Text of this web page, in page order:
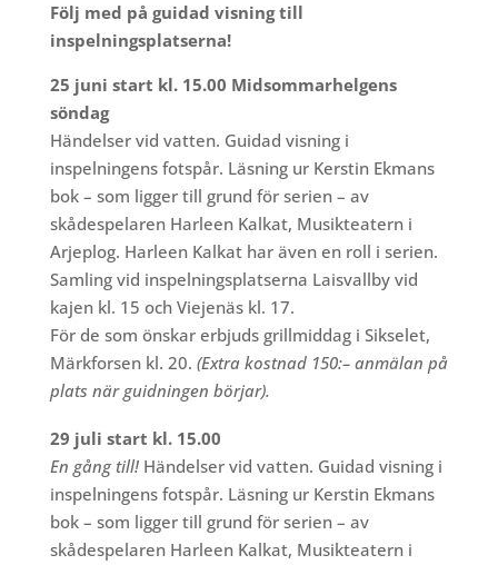
Följ med på guidad visning till
inspelningsplatserna!
25 juni start kl. 15.00 Midsommarhelgens
söndag
Händelser vid vatten. Guidad visning i
inspelningens fotspår. Läsning ur Kerstin Ekmans
bok – som ligger till grund för serien – av
skådespelaren Harleen Kalkat, Musikteatern i
Arjeplog. Harleen Kalkat har även en roll i serien.
Samling vid inspelningsplatserna Laisvallby vid
kajen kl. 15 och Viejenäs kl. 17.
För de som önskar erbjuds grillmiddag i Sikselet,
Märkforsen kl. 20. (Extra kostnad 150:– anmälan på
plats när guidningen börjar).​
29 juli start kl. 15.00
En gång till!Händelser vid vatten. Guidad visning i
inspelningens fotspår. Läsning ur Kerstin Ekmans
bok – som ligger till grund för serien – av
skådespelaren Harleen Kalkat, Musikteatern i